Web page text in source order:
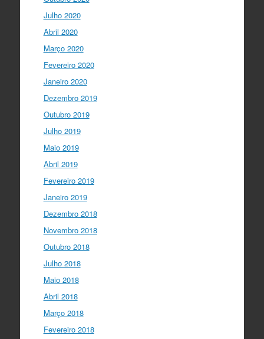
Julho 2020
Abril 2020
Março 2020
Fevereiro 2020
Janeiro 2020
Dezembro 2019
Outubro 2019
Julho 2019
Maio 2019
Abril 2019
Fevereiro 2019
Janeiro 2019
Dezembro 2018
Novembro 2018
Outubro 2018
Julho 2018
Maio 2018
Abril 2018
Março 2018
Fevereiro 2018